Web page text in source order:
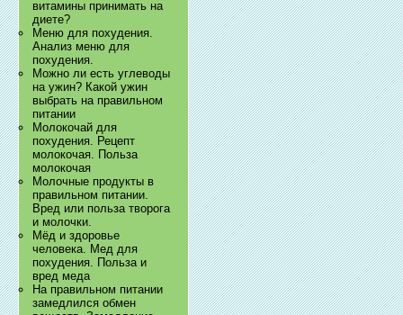
витамины принимать на
диете?
Меню для похудения.
Анализ меню для
похудения.
Можно ли есть углеводы
на ужин? Какой ужин
выбрать на правильном
питании
Молокочай для
похудения. Рецепт
молокочая. Польза
молокочая
Молочные продукты в
правильном питании.
Вред или польза творога
и молочки.
Мёд и здоровье
человека. Мед для
похудения. Польза и
вред меда
На правильном питании
замедлился обмен